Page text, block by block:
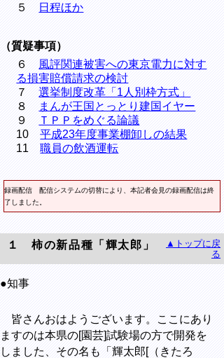
５
日程ほか
（質疑事項）
６ 風評関連被害への東京電力に対す
る損害賠償請求の検討
７選挙制度改革「1人別枠方式」
８
まんが王国とっとり建国イヤー
９
ＴＰＰをめぐる論議
10平成23年度事業棚卸しの結果
11職員の飲酒運転
録画配信 配信システムの切替により、本記者会見の録画配信は終
了しました。
１ 柿の新品種「輝太郎」
▲トップに戻
る
●知事
皆さんおはようございます。ここにあり
ますのは本県の[園芸]試験場の方で開発を
しました、その名も「輝太郎[（きたろ